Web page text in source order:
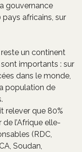
gouvernance
africains, sur
reste un continent
importants : sur
dans le monde,
population de
relever que 80%
l’Afrique elle-
(RDC,
Soudan,